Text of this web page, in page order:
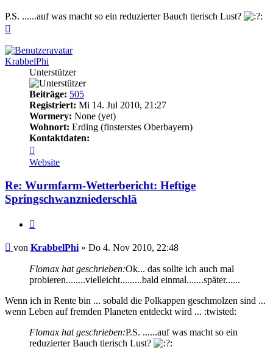
P.S. ......auf was macht so ein reduzierter Bauch tierisch Lust?
KrabbelPhi
Unterstützer
Beiträge: 505
Registriert: Mi 14. Jul 2010, 21:27
Wormery: None (yet)
Wohnort: Erding (finsterstes Oberbayern)
Kontaktdaten:
von
KrabbelPhi
Website
Re: Wurmfarm-Wetterbericht: Heftige
Springschwanzniederschlä
Beitrag
von KrabbelPhi » Do 4. Nov 2010, 22:48
Flomax hat geschrieben:Ok... das sollte ich auch mal
probieren........vielleicht.........bald einmal.......später......
Wenn ich in Rente bin ... sobald die Polkappen geschmolzen sind ...
wenn Leben auf fremden Planeten entdeckt wird ... :twisted:
Flomax hat geschrieben:P.S. ......auf was macht so ein
reduzierter Bauch tierisch Lust?